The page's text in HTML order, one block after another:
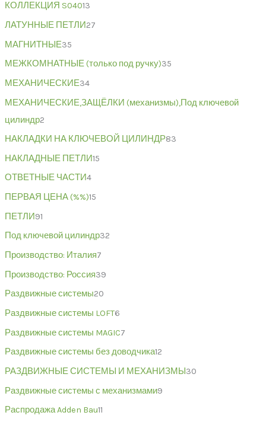
КОЛЛЕКЦИЯ S04013
ЛАТУННЫЕ ПЕТЛИ27
МАГНИТНЫЕ35
МЕЖКОМНАТНЫЕ (только под ручку)35
МЕХАНИЧЕСКИЕ34
МЕХАНИЧЕСКИЕ,ЗАЩЁЛКИ (механизмы),Под ключевой
цилиндр2
НАКЛАДКИ НА КЛЮЧЕВОЙ ЦИЛИНДР83
НАКЛАДНЫЕ ПЕТЛИ15
ОТВЕТНЫЕ ЧАСТИ4
ПЕРВАЯ ЦЕНА (%%)15
ПЕТЛИ91
Под ключевой цилиндр32
Производство: Италия7
Производство: Россия39
Раздвижные системы20
Раздвижные системы LOFT6
Раздвижные системы MAGIC7
Раздвижные системы без доводчика12
РАЗДВИЖНЫЕ СИСТЕМЫ И МЕХАНИЗМЫ 30
Раздвижные системы с механизмами9
Распродажа Adden Bau11